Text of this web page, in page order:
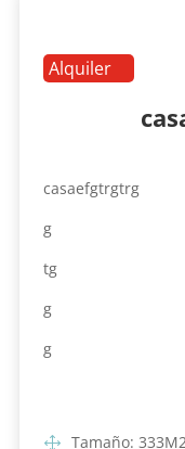
Alquiler
casaefgtrgtrg
g
tg
g
g
Tamaño: 333